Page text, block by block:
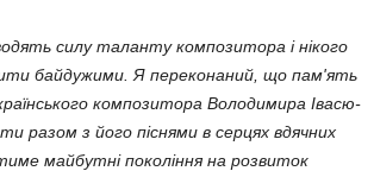
силу таланту композитора і нікого
байду­жими. Я переконаний, що пам'ять
компози­тора Володи­мира Івасю­
разом з його піснями в серцях вдячних
май­бутні покоління на роз­виток